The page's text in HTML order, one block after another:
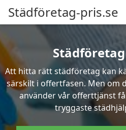
Städföretag-pris.se
Att hitta rätt städföretag kan
särskilt i offertfasen. Men om
använder vår offerttjänst
tryggaste